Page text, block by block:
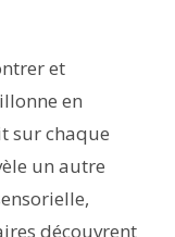
et
en
sur chaque
un autre
découvrent